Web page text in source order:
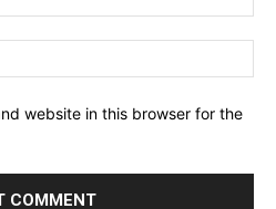
website in this browser for the